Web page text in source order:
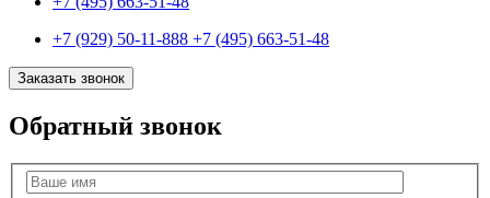
+7 (929) 50-11-888 +7 (495) 663-51-48
Заказать звонок
Обратный звонок